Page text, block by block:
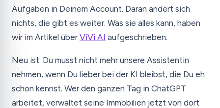
Aufgaben in Deinem Account. Daran ändert sich
nichts, die gibt es weiter. Was sie alles kann, haben
wir im Artikel über ViVi AI aufgeschrieben.
Neu ist: Du musst nicht mehr unsere Assistentin
nehmen, wenn Du lieber bei der KI bleibst, die Du eh
schon kennst. Wer den ganzen Tag in ChatGPT
arbeitet, verwaltet seine Immobilien jetzt von dort